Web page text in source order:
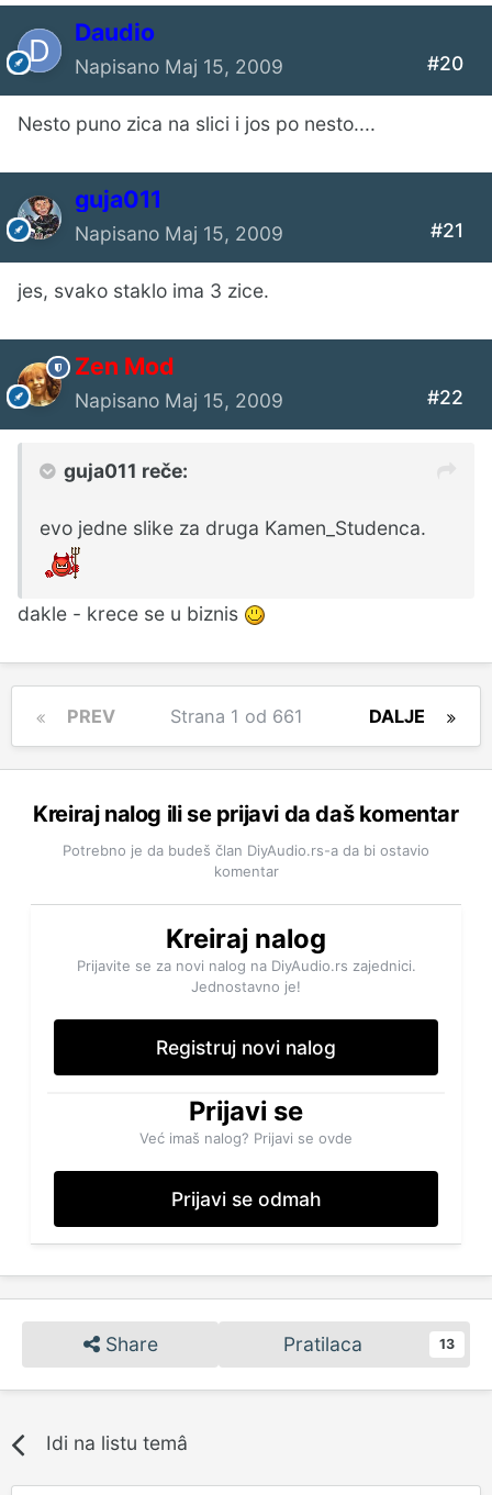
Daudio
Napisano Maj 15, 2009 #20
Nesto puno zica na slici i jos po nesto....
guja011
Napisano Maj 15, 2009 #21
jes, svako staklo ima 3 zice.
Zen Mod
Napisano Maj 15, 2009 #22
guja011 reče:
evo jedne slike za druga Kamen_Studenca.
dakle - krece se u biznis
PREV DALJE
Strana 1 od 661
Kreiraj nalog ili se prijavi da daš komentar
Potrebno je da budeš član DiyAudio.rs-a da bi ostavio
komentar
Kreiraj nalog
Prijavite se za novi nalog na DiyAudio.rs zajednici.
Jednostavno je!
Registruj novi nalog
Prijavi se
Već imaš nalog? Prijavi se ovde
Prijavi se odmah
Share Pratilaca 13
Idi na listu temâ